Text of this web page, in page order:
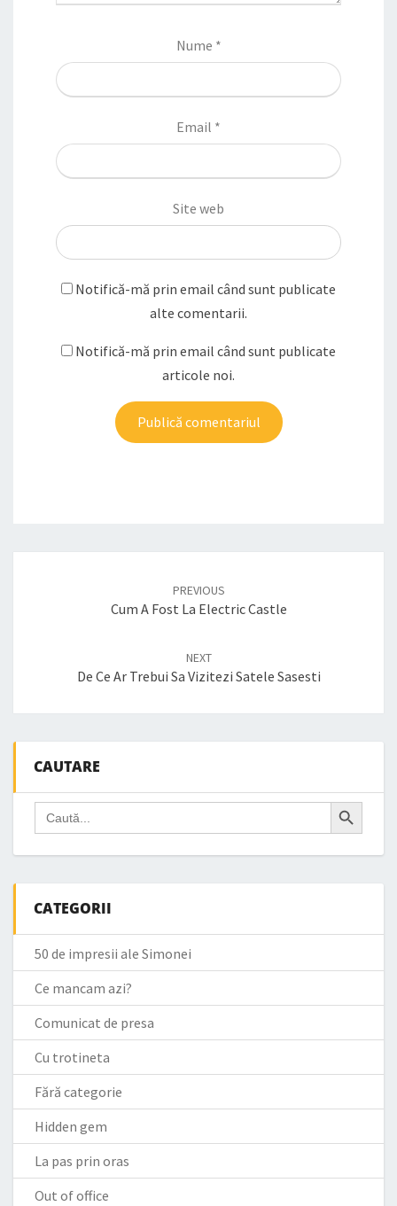
Nume *
Email *
Site web
Notifică-mă prin email când sunt publicate
alte comentarii.
Notifică-mă prin email când sunt publicate
articole noi.
PREVIOUS
Cum A Fost La Electric Castle
NEXT
De Ce Ar Trebui Sa Vizitezi Satele Sasesti
CAUTARE
Search
for:
Search Button
CATEGORII
50 de impresii ale Simonei
Ce mancam azi?
Comunicat de presa
Cu trotineta
Fără categorie
Hidden gem
La pas prin oras
Out of office